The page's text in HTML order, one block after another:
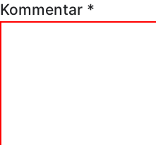
Kommentar *